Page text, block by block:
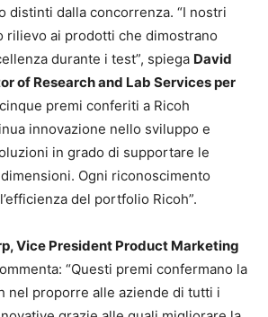
distinti dalla concorrenza. “I nostri
rilievo ai prodotti che dimostrano
durante i test”, spiega David
of Research and Lab Services per
cinque premi conferiti a Ricoh
innovazione nello sviluppo e
in grado di supportare le
Ogni riconoscimento
del portfolio Ricoh”.
Vice President Product Marketing
“Questi premi confermano la
nel proporre alle aziende di tutti i